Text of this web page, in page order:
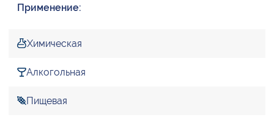
Применение:
Химическая
Алкогольная
Пищевая